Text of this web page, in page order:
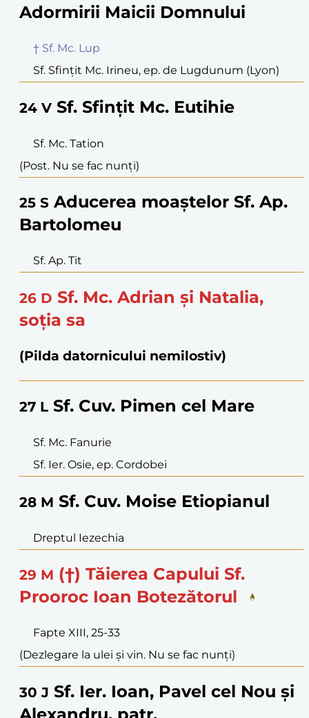
Adormirii Maicii Domnului
† Sf. Mc. Lup
Sf. Sfințit Mc. Irineu, ep. de Lugdunum (Lyon)
24 V Sf. Sfințit Mc. Eutihie
Sf. Mc. Tation
(Post. Nu se fac nunți)
25 S Aducerea moaștelor Sf. Ap.
Bartolomeu
Sf. Ap. Tit
26 D Sf. Mc. Adrian și Natalia,
soția sa
(Pilda datornicului nemilostiv)
27 L Sf. Cuv. Pimen cel Mare
Sf. Mc. Fanurie
Sf. Ier. Osie, ep. Cordobei
28 M Sf. Cuv. Moise Etiopianul
Dreptul Iezechia
29 M (†) Tăierea Capului Sf.
Prooroc Ioan Botezătorul
Fapte XIII, 25-33
(Dezlegare la ulei și vin. Nu se fac nunți)
30 J Sf. Ier. Ioan, Pavel cel Nou și